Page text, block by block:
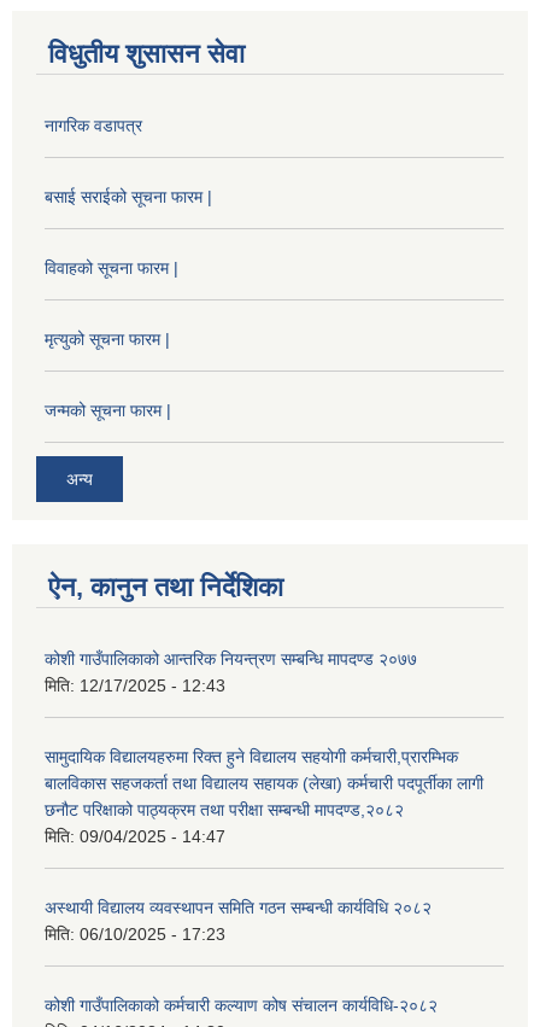
विधुतीय शुसासन सेवा
नागरिक वडापत्र
बसाई सराईको सूचना फारम |
विवाहको सूचना फारम |
मृत्युको सूचना फारम |
जन्मको सूचना फारम |
अन्य
ऐन, कानुन तथा निर्देशिका
कोशी गाउँपालिकाको आन्तरिक नियन्त्रण सम्बन्धि मापदण्ड २०७७
मिति: 12/17/2025 - 12:43
सामुदायिक विद्यालयहरुमा रिक्त हुने विद्यालय सहयोगी कर्मचारी,प्रारम्भिक
बालविकास सहजकर्ता तथा विद्यालय सहायक (लेखा) कर्मचारी पदपूर्तीका लागी
छनौट परिक्षाको पाठ्यक्रम तथा परीक्षा सम्बन्धी मापदण्ड,२०८२
मिति: 09/04/2025 - 14:47
अस्थायी विद्यालय व्यवस्थापन समिति गठन सम्बन्धी कार्यविधि २०८२
मिति: 06/10/2025 - 17:23
कोशी गाउँपालिकाको कर्मचारी कल्याण कोष संचालन कार्यविधि-२०८२